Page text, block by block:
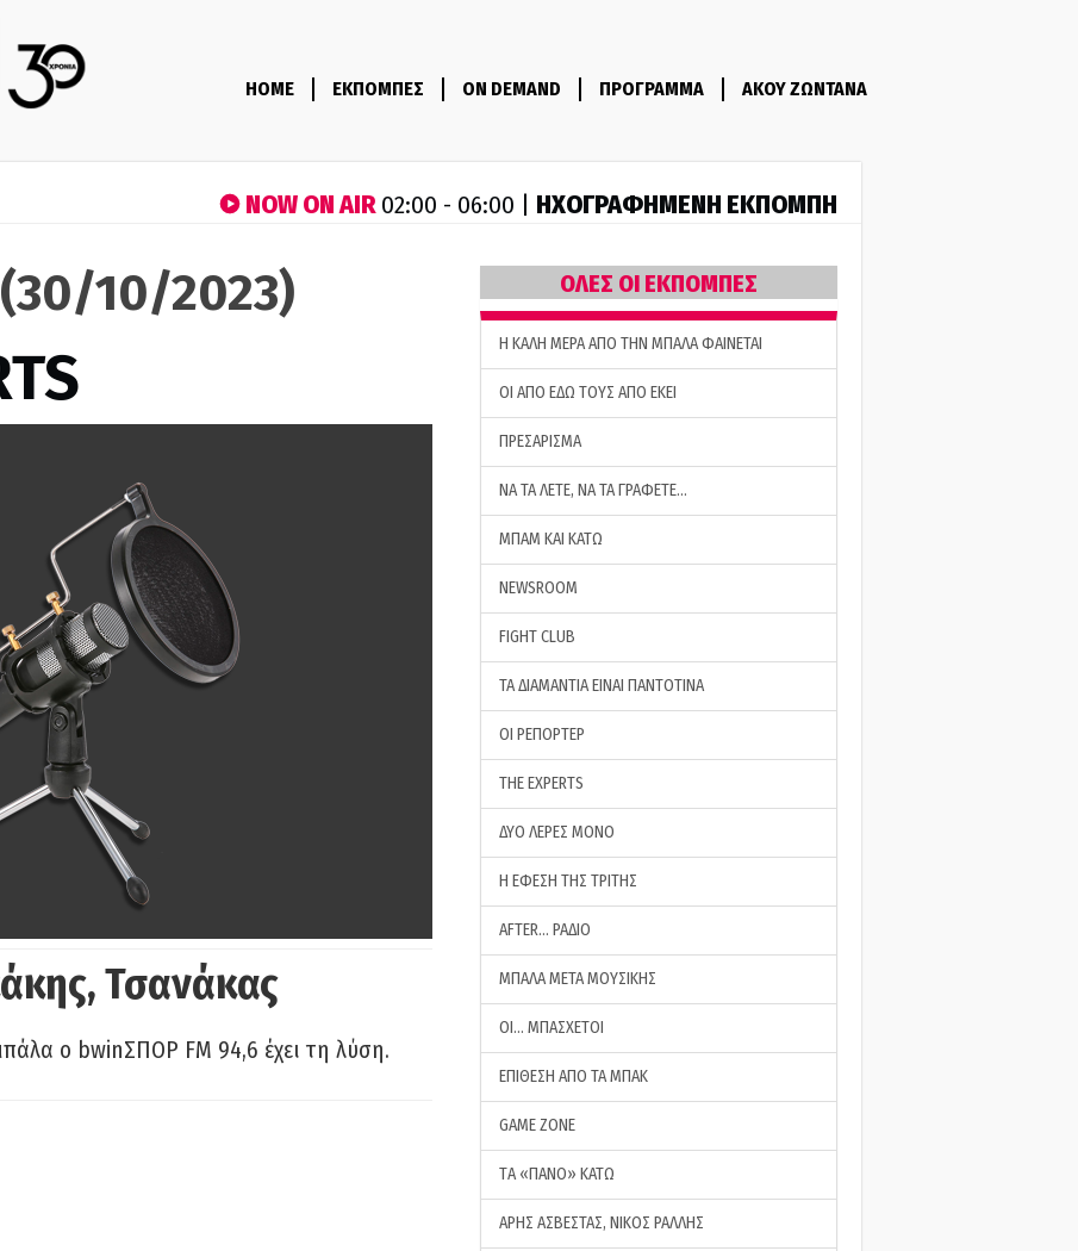
HOME ΕΚΠΟΜΠΕΣ ON DEMAND ΠΡΟΓΡΑΜΜΑ ΑΚΟΥ ΖΩΝΤΑΝΑ
NOW ON AIR02:00 - 06:00 | ΗΧΟΓΡΑΦΗΜΕΝΗ ΕΚΠΟΜΠΗ
10/2023)
Τσανάκας
ο bwinΣΠΟΡ FM 94,6 έχει τη λύση.
ΟΛΕΣ ΟΙ ΕΚΠΟΜΠΕΣ
H ΚΑΛΗ ΜΕΡΑ ΑΠΟ ΤΗΝ ΜΠΑΛΑ ΦΑΙΝΕΤΑΙ
ΟΙ ΑΠΟ ΕΔΩ ΤΟΥΣ ΑΠΟ ΕΚΕΙ
ΠΡΕΣΑΡΙΣΜΑ
ΝΑ ΤΑ ΛΕΤΕ, ΝΑ ΤΑ ΓΡΑΦΕΤΕ…
ΜΠΑΜ ΚΑΙ ΚΑΤΩ
NEWSROOM
FIGHT CLUB
ΤΑ ΔΙΑΜΑΝΤΙΑ ΕΙΝΑΙ ΠΑΝΤΟΤΙΝΑ
ΟΙ ΡΕΠΟΡΤΕΡ
THE EXPERTS
ΔΥΟ ΛΕΡΕΣ ΜΟΝΟ
Η ΕΦΕΣΗ ΤΗΣ ΤΡΙΤΗΣ
AFTER… ΡΑΔΙΟ
ΜΠΑΛΑ ΜΕΤΑ ΜΟΥΣΙΚΗΣ
ΟΙ… ΜΠΑΣΧΕΤΟΙ
ΕΠΙΘΕΣΗ ΑΠΟ ΤΑ ΜΠΑΚ
GAME ZONE
ΤA «ΠΑΝΟ» ΚΑΤΩ
ΑΡΗΣ ΑΣΒΕΣΤΑΣ, ΝΙΚΟΣ ΡΑΛΛΗΣ